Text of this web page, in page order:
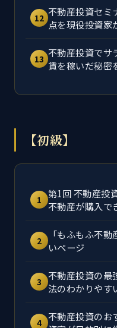
12 不動産投資セミ
点を現役投資家
13 不動産投資でサ
賃を稼いだ秘密
【初級】
1 第1回 不動産投
不動産が購入で
2
「もふもふ不
いページ
3
不動産投資の最
法のわかりやす
4 不動産投資のお